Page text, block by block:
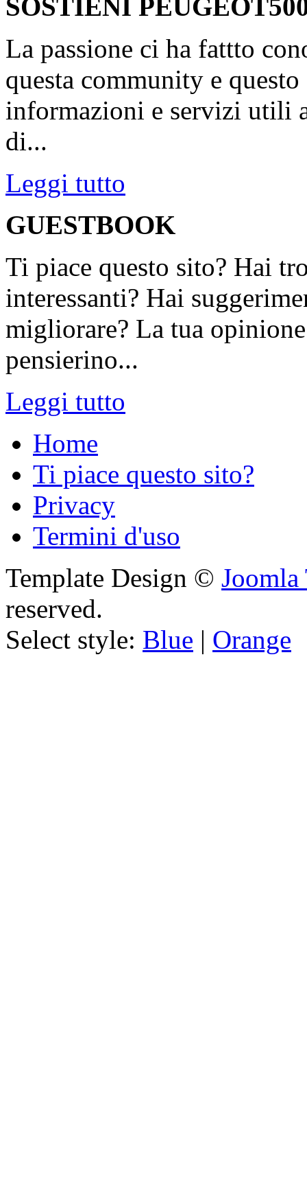
SOSTIENI
La passione ci ha fattto
questa community e
informazioni e servizi utili
di...
Leggi tutto
GUESTBOOK
Ti piace questo sito? Hai
interessanti? Hai
migliorare? La tua
pensierino...
Leggi tutto
Home
Ti piace questo sito?
Privacy
Termini d'uso
Template Design © Joomla
reserved.
Select style: Blue | Orange